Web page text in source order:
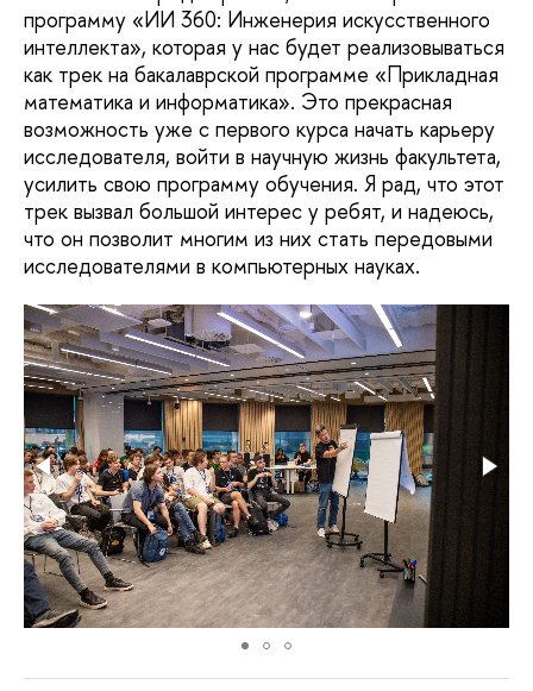
программу «ИИ 360: Инженерия искусственного
интеллекта», которая у нас будет реализовываться
как трек на бакалаврской программе «Прикладная
математика и информатика». Это прекрасная
возможность уже с первого курса начать карьеру
исследователя, войти в научную жизнь факультета,
усилить свою программу обучения. Я рад, что этот
трек вызвал большой интерес у ребят, и надеюсь,
что он позволит многим из них стать передовыми
исследователями в компьютерных науках.